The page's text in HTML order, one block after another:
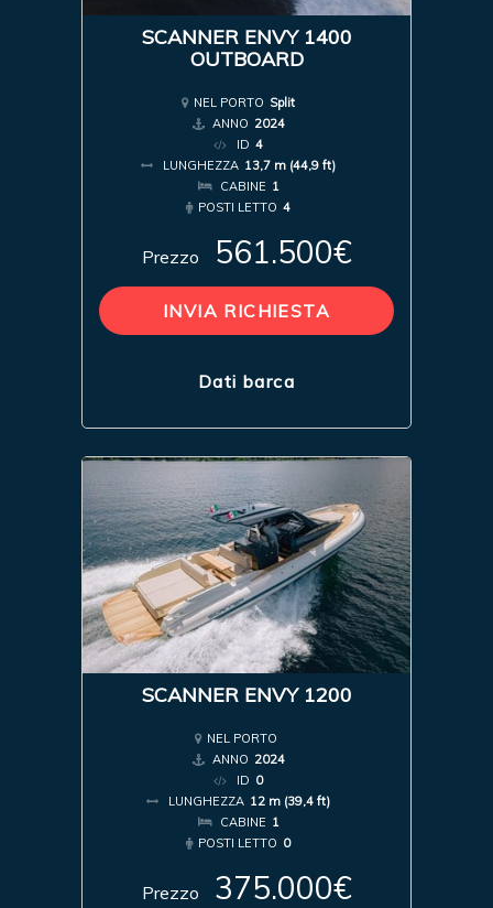
SCANNER ENVY 1400
OUTBOARD
NEL PORTO Split
ANNO 2024
ID 4
LUNGHEZZA 13,7 m (44,9 ft)
CABINE 1
POSTI LETTO 4
Prezzo 561.500€
INVIA RICHIESTA
Dati barca
SCANNER ENVY 1200
NEL PORTO
ANNO 2024
ID 0
LUNGHEZZA 12 m (39,4 ft)
CABINE 1
POSTI LETTO 0
Prezzo 375.000€